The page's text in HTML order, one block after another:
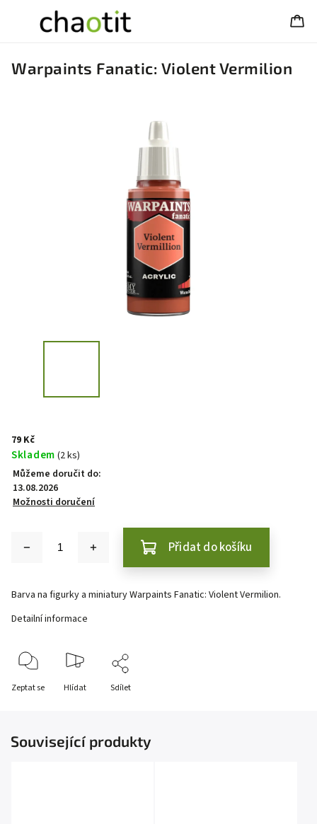
Warpaints Fanatic: Violent Vermilion
79 Kč
Skladem (2 ks)
Můžeme doručit do:
13.08.2026
Možnosti doručení
Přidat do košíku
Barva na figurky a miniatury Warpaints Fanatic: Violent Vermilion.
Detailní informace
Zeptat se Hlídat Sdílet
Související produkty